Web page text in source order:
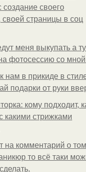
создание своего
своей страницы в соц
меня выкупать а
фотосессию со
нам в прикиде в
подарки от руки
кому подходит,
какими стрижками
на комментарий о
то всё таки